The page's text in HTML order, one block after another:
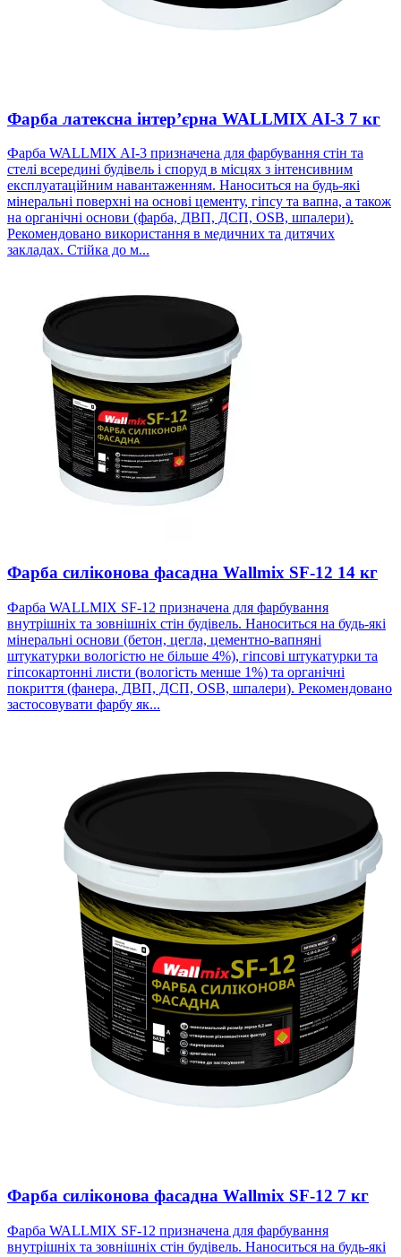
Фарба латексна інтер’єрна WALLMIX AI-3 7 кг
Фарба WALLMIX AI-3 призначена для фарбування стін та
стелі всередині будівель і споруд в місцях з інтенсивним
експлуатаційним навантаженням. Наноситься на будь-які
мінеральні поверхні на основі цементу, гіпсу та вапна, а також
на органічні основи (фарба, ДВП, ДСП, OSB, шпалери).
Рекомендовано використання в медичних та дитячих
закладах. Стійка до м...
Фарба силіконова фасадна Wallmix SF-12 14 кг
Фарба WALLMIX SF-12 призначена для фарбування
внутрішніх та зовнішніх стін будівель. Наноситься на будь-які
мінеральні основи (бетон, цегла, цементно-вапняні
штукатурки вологістю не більше 4%), гіпсові штукатурки та
гіпсокартонні листи (вологість менше 1%) та органічні
покриття (фанера, ДВП, ДСП, OSB, шпалери). Рекомендовано
застосовувати фарбу як...
Фарба силіконова фасадна Wallmix SF-12 7 кг
Фарба WALLMIX SF-12 призначена для фарбування
внутрішніх та зовнішніх стін будівель. Наноситься на будь-які